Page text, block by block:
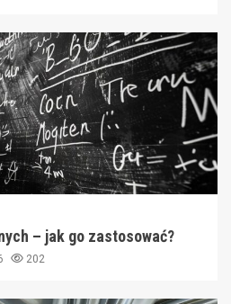
– jak go zastosować?
202